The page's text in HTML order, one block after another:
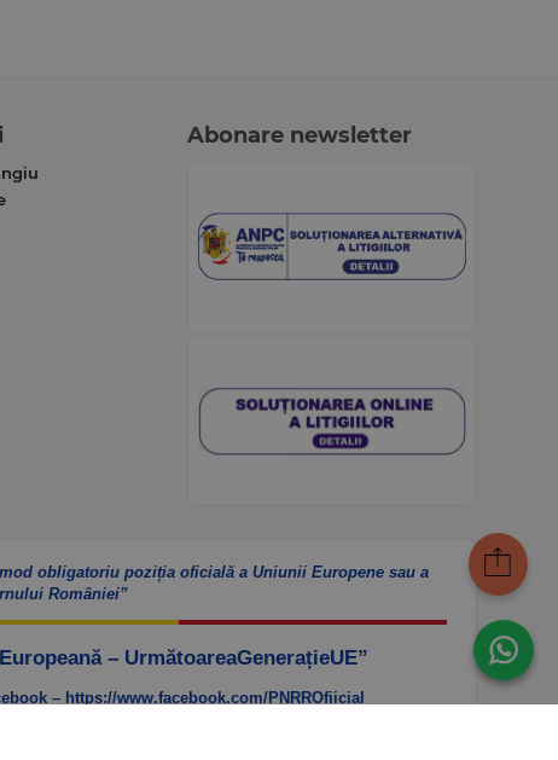
Abonare newsletter
obligatoriu poziția oficială a Uniunii Europene sau a
României”
– UrmătoareaGenerațieUE”
– https://www.facebook.com/PNRROfiicial